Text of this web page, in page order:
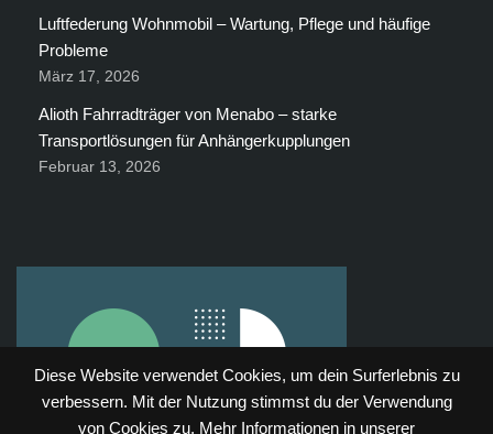
Diese Website verwendet Cookies, um dein Surferlebnis zu
verbessern. Mit der Nutzung stimmst du der Verwendung
von Cookies zu. Mehr Informationen in unserer
Luftfederung Wohnmobil – Wartung, Pflege und häufige
Probleme
März 17, 2026
Alioth Fahrradträger von Menabo – starke
Transportlösungen für Anhängerkupplungen
Februar 13, 2026